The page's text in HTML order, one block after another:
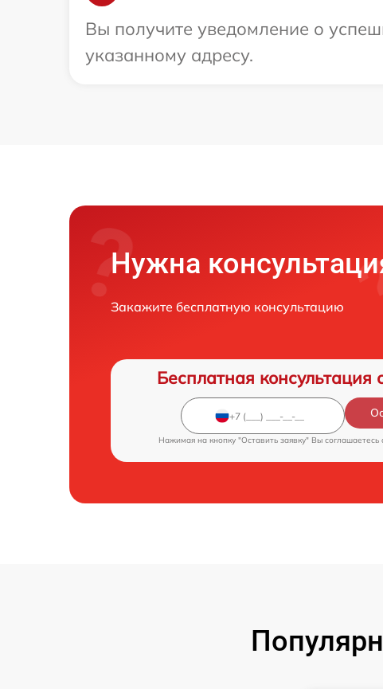
Вы получите уведомление о
указанному адресу.
Нужна
Закажите бесплатную консультацию
Бесплатная консультация
Нажимая на кнопку "Оставить заявку" Вы соглашаетесь